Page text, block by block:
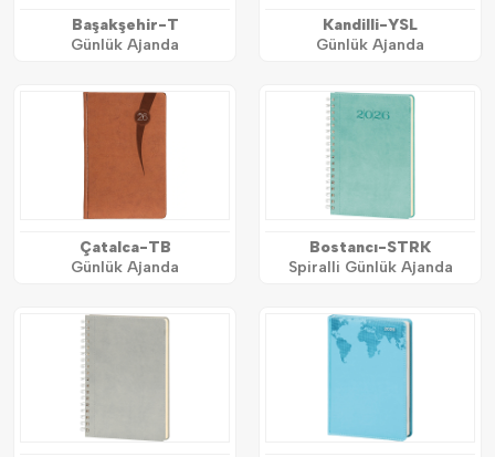
Başakşehir-T
Günlük Ajanda
Kandilli-YSL
Günlük Ajanda
Çatalca-TB
Günlük Ajanda
Bostancı-STRK
Spiralli Günlük Ajanda